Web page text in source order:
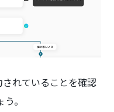
れていることを確認
。